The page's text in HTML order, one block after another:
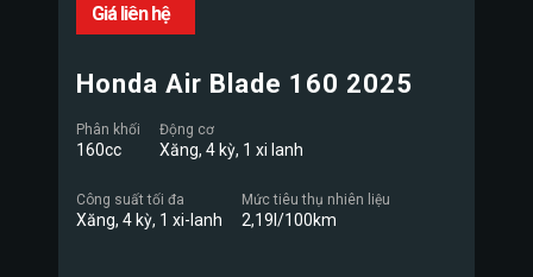
Giá liên hệ
Honda Air Blade 160 2025
Phân khối
160cc
Động cơ
Xăng, 4 kỳ, 1 xi lanh
Công suất tối đa
Xăng, 4 kỳ, 1 xi-lanh
Mức tiêu thụ nhiên liệu
2,19l/100km